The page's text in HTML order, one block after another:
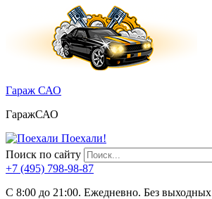
Гараж САО
ГаражСАО
Поехали!
Поиск по сайту
+7 (495) 798-98-87
C 8:00 до 21:00. Ежедневно. Без выходных